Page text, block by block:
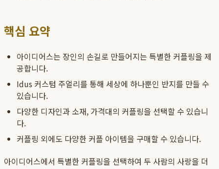
핵심 요약
아이디어스는 장인의 손길로 만들어지는 특별한 커플링을 제
공합니다.
Idus 커스텀 주얼리를 통해 세상에 하나뿐인 반지를 만들 수
있습니다.
다양한 디자인과 소재, 가격대의 커플링을 선택할 수 있습니
다.
커플링 외에도 다양한 커플 아이템을 구매할 수 있습니다.
아이디어스에서 특별한 커플링을 선택하여 두 사람의 사랑을 더